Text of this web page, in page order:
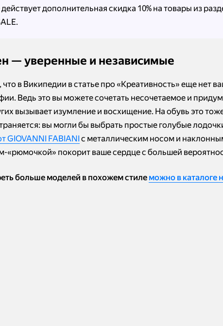
действует дополнительная скидка 10% на товары из
— уверенные и независимые
в Википедии в статье про «Креативность» еще нет
Ведь это вы можете сочетать несочетаемое и
вызывает изумление и восхищение. На обувь это
вы могли бы выбрать простые голубые
GIOVANNI FABIANI с металлическим носом и
«рюмочкой» покорит ваше сердце с большей
больше моделей в похожем стиле можно в каталоге